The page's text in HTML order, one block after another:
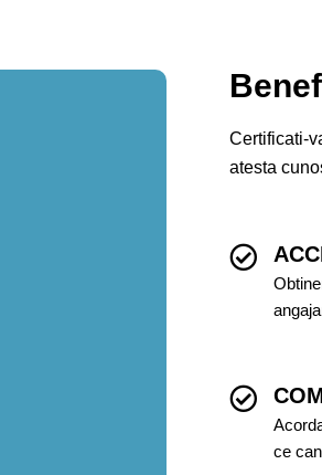
Certificati-
atesta
ce